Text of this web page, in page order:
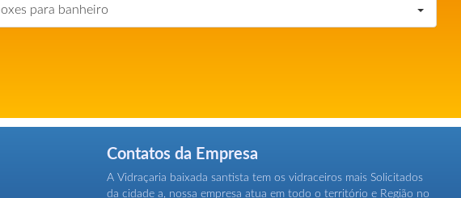
para banheiro
Contatos da Empresa
A Vidraçaria baixada santista tem os vidraceiros mais Solicitados
da cidade a, nossa empresa atua em todo o território e Região no